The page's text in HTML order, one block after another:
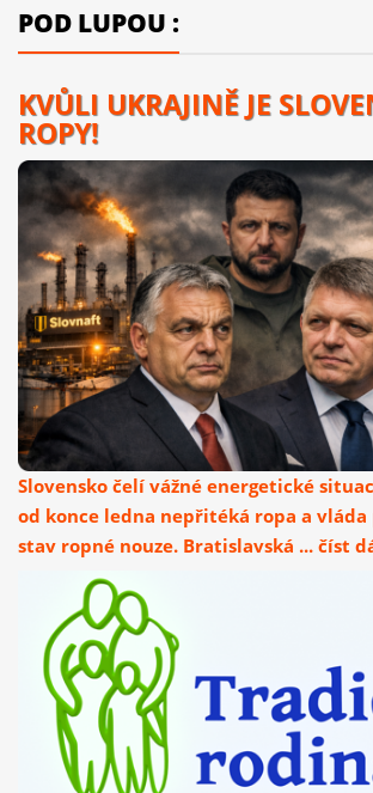
POD LUPOU :
KVŮLI UKRAJINĚ JE
ROPY!
Slovensko čelí vážné energetické
od konce ledna nepřitéká ropa a
stav ropné nouze. Bratislavská ... číst